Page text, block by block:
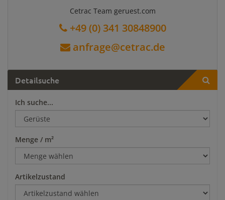
Cetrac Team geruest.com
+49 (0) 341 30848900
anfrage@cetrac.de
Detailsuche
Ich suche...
Menge / m²
Artikelzustand